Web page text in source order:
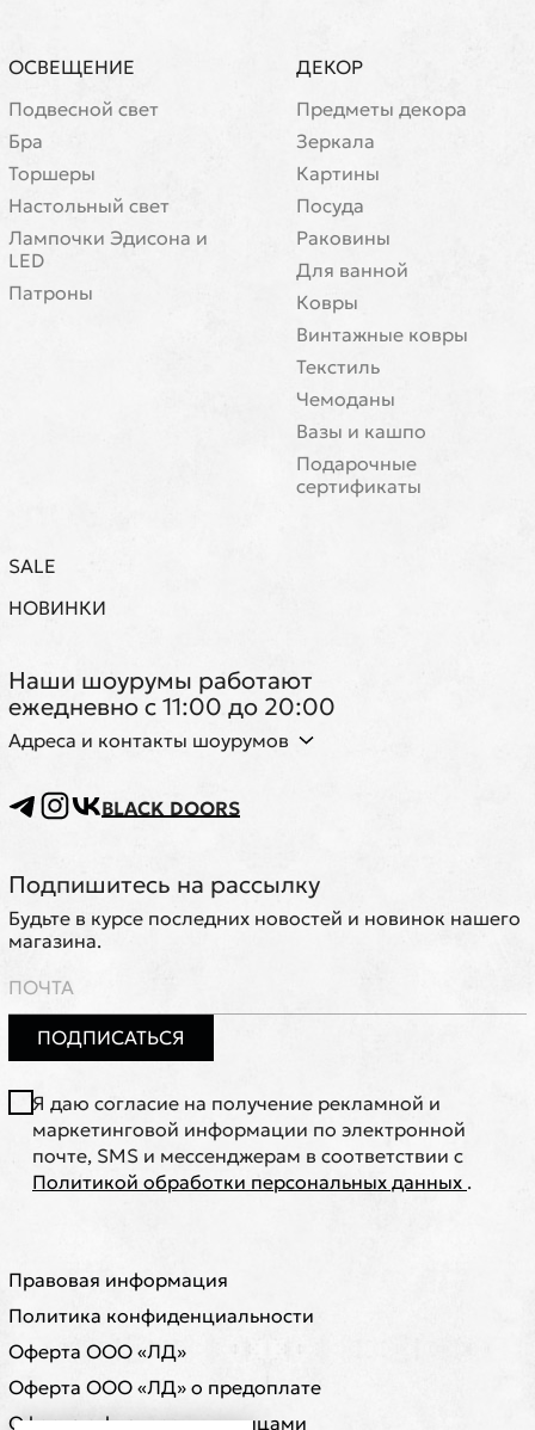
ОСВЕЩЕНИЕ
Подвесной свет
Бра
Торшеры
Настольный свет
Лампочки Эдисона и
LED
Патроны
ДЕКОР
Предметы декора
Зеркала
Картины
Посуда
Раковины
Для ванной
Ковры
Винтажные ковры
Текстиль
Чемоданы
Вазы и кашпо
Подарочные
сертификаты
SALE
НОВИНКИ
Наши шоурумы работают
ежедневно с 11:00 до 20:00
Адреса и контакты шоурумов
BLACK DOORS
Подпишитесь на рассылку
Будьте в курсе последних новостей и новинок нашего
магазина.
ПОДПИСАТЬСЯ
Я даю согласие на получение рекламной и
маркетинговой информации по электронной
почте, SMS и мессенджерам в соответствии с
Политикой обработки персональных данных .
Правовая информация
Политика конфиденциальности
Оферта ООО «ЛД»
Оферта ООО «ЛД» о предоплате
Оферта с физическими лицами